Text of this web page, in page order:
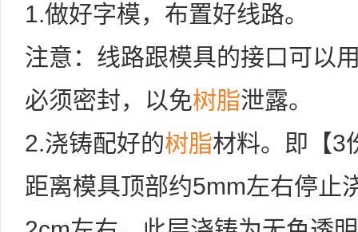
1.做好字模，布置好线路。
注意：线路跟模具的接口可以
必须密封，以免树脂泄露。
2.浇铸配好的树脂材料。即【3
距离模具顶部约5mm左右停止